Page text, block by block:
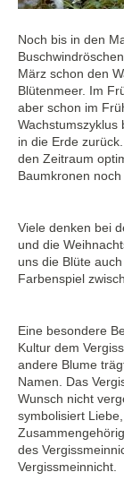
Noch bis in den
März schon den
Blütenmeer. Im
aber schon im
Wachstumszyklus
in die Erde
den Zeitraum
Baumkronen
Viele denken bei
und die
uns die Blüte
Farbenspiel
Eine besondere
Kultur dem
andere Blume
Namen. Das
Wunsch nicht
symbolisiert
des
Vergissmeinnicht.